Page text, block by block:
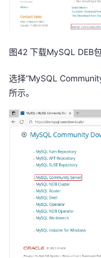
动
关
的
开
发
学
课
的
我
我
的
Programs
我
的
持
术
云
图42 下载MySQL DEB包
选择“MySQL
所示。